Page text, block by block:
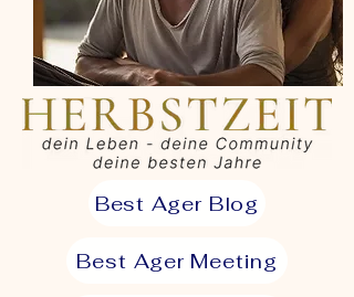
Best Ager Blog
Best Ager Meeting